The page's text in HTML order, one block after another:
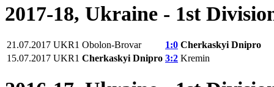
2017-18, Ukraine - 1st
21.07.2017 UKR1 Obolon-Brovar 1:0 Cherkaskyi Dnipro
15.07.2017 UKR1 Cherkaskyi Dnipro 3:2 Kremin